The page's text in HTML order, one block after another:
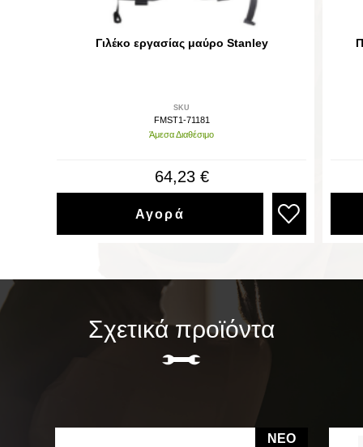
Γιλέκο εργασίας μαύρο Stanley
SKU
FMST1-71181
Άμεσα Διαθέσιμο
64,23 €
Αγορά
Σχετικά προϊόντα
NEO